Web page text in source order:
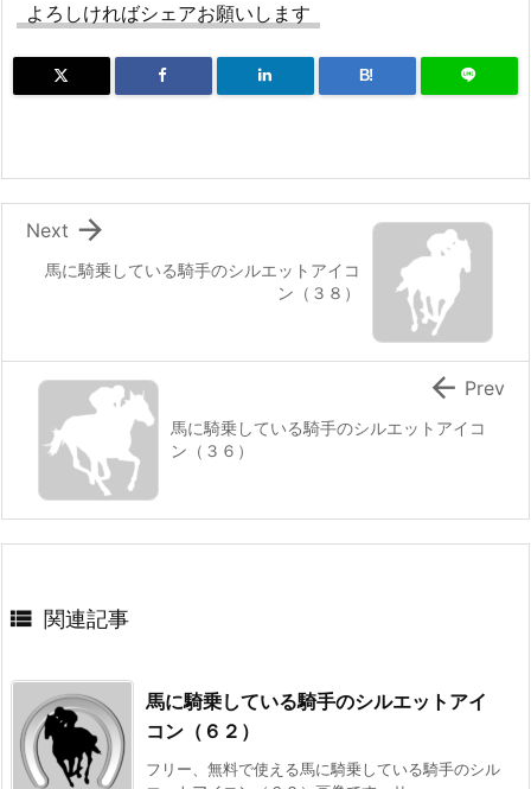
よろしければシェアお願いします
B!
馬に騎乗している騎手のシルエットアイコ
ン（３８）

Next
馬に騎乗している騎手のシルエットアイコ
ン（３６）
 Prev
 関連記事
馬に騎乗している騎手のシルエットアイ
コン（６２）
フリー、無料で使える馬に騎乗している騎手のシル